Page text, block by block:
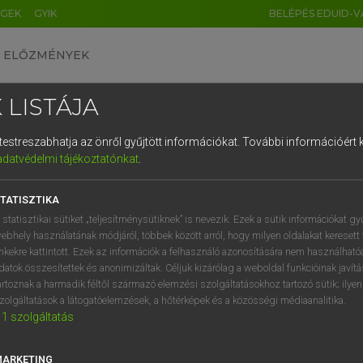
GYIK BELÉPÉS EDUID-
ELŐZMÉNYEK
szótár
VAN ELŐFIZETÉSED?
megtekintéséhez.
LISTÁJA
az önről gyűjtött információkat. További információért
tájékoztatónkat.
statisztikai sütiket „teljesítménysütiknek” is nevezik. Ezek a sütik információkat
használatának módjáról, többek között arról, hogy milyen oldalakat keresett
kattintott. Ezek az információk a felhasználó azonosítására nem
összesítettek és anonimizáltak. Céljuk kizárólag a weboldal funkcióinak
a harmadik féltől származó elemzési szolgáltatásokhoz tartozó sütik;
a látogatóelemzések, a hőtérképek és a közösségi médiaanalitika.
1 szolgáltatás
DE CN FR ES IT NL
1 2 3 4 5 6 7 8 9
q w e r t z u i
a s d f g h j k l é
í y x c v b n m , .